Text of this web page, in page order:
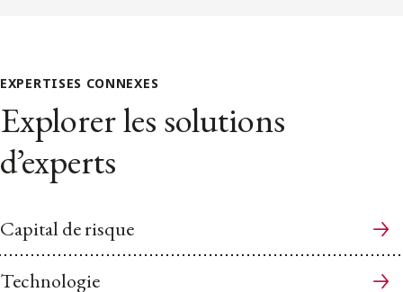
EXPERTISES CONNEXES
Explorer les solutions
d’experts
Capital de risque
Technologie